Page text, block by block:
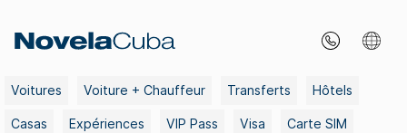
content
Voitures Voiture + Chauffeur Transferts Hôtels
Casas Expériences VIP Pass Visa Carte SIM